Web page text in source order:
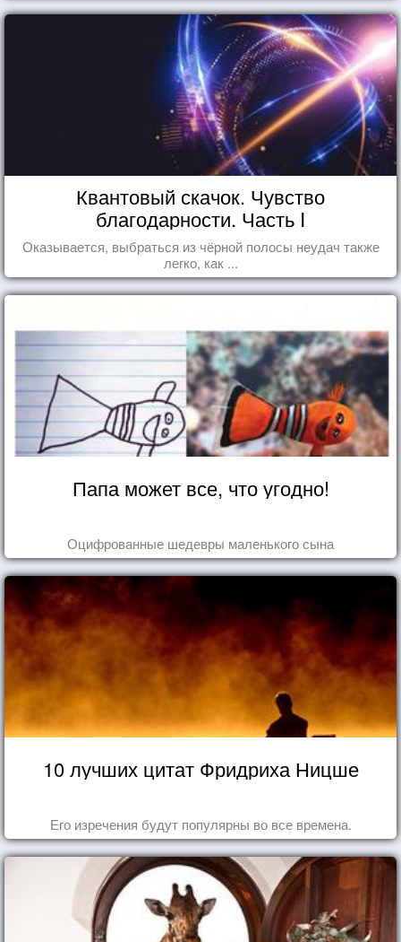
Квантовый скачок. Чувство
благодарности. Часть I
Оказывается, выбраться из чёрной полосы неудач также
легко, как ...
Папа может все, что угодно!
Оцифрованные шедевры маленького сына
10 лучших цитат Фридриха Ницше
Его изречения будут популярны во все времена.